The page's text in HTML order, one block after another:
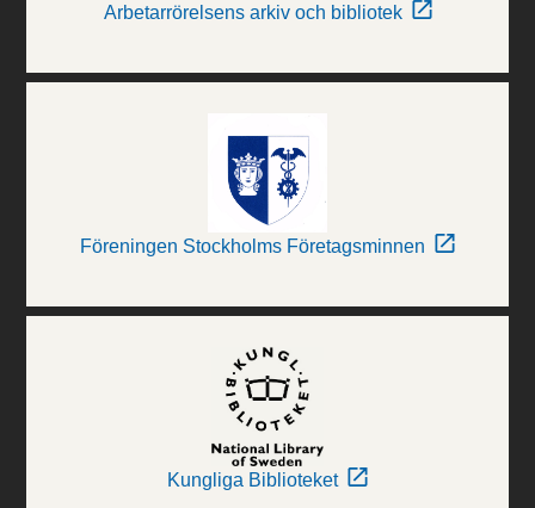
Arbetarrörelsens arkiv och bibliotek
Föreningen Stockholms Företagsminnen
Kungliga Biblioteket